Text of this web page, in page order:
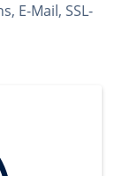
E-Mail, SSL-